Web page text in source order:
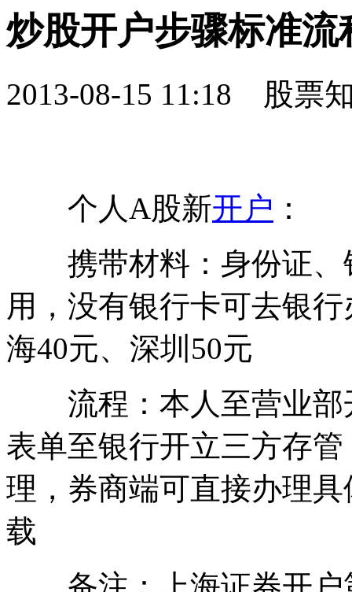
炒股开户步骤标准流
2013-08-15 11:18 股票
个人A股新开户 ：
携带材料：身份证、
用，没有银行卡可去银
海40元、深圳50元
流程：本人至营业部
表单至银行开立三方存
理，券商端可直接办理
载